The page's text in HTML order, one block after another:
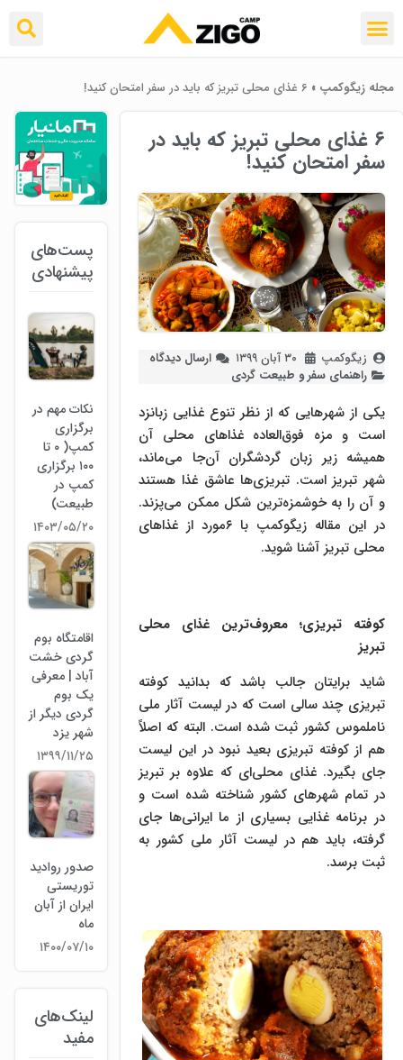
مجله زیگوکمپ » ۶ غذای محلی تبریز که باید در سفر امتحان کنید!
۶ غذای محلی تبریز که باید در
سفر امتحان کنید!
زیگوکمپ ۳۰ آبان ۱۳۹۹
ارسال دیدگاه
راهنمای سفر و طبیعت گردی
یکی از شهرهایی که از نظر تنوع غذایی زبانزد
است و مزه فوق‌العاده غذاهای محلی آن
همیشه زیر زبان گردشگران آن‌جا می‌ماند،
شهر تبریز است. تبریزی‌ها عاشق غذا هستند
و آن را به خوشمزه‌ترین شکل ممکن می‌پزند.
در این مقاله زیگوکمپ با ۶مورد از غذاهای
محلی تبریز آشنا شوید.
کوفته ‌تبریزی؛ معروف‌ترین غذای محلی
تبریز
شاید برایتان جالب باشد که بدانید کوفته
‌تبریزی چند سالی است که در لیست آثار ملی
ناملموس کشور ثبت شده است. البته که اصلاً
هم از کوفته ‌تبریزی بعید نبود در این لیست
جای بگیرد. غذای محلی‌ای که علاوه بر تبریز
در تمام شهرهای کشور شناخته شده است و
در برنامه غذایی بسیاری از ما ایرانی‌ها جای
گرفته، باید هم در لیست آثار ملی کشور به
ثبت برسد.
پست‌های
پیشنهادی
نکات مهم در
برگزاری
کمپ( ۰ تا
۱۰۰ برگزاری
کمپ در
طبیعت)
۱۴۰۳/۰۵/۲۰
اقامتگاه بوم
گردی خشت
آباد | معرفی
یک بوم
گردی دیگر از
شهر یزد
۱۳۹۹/۱۱/۲۵
صدور روادید
توریستی
ایران از آبان
ماه
۱۴۰۰/۰۷/۱۰
لینک‌های
مفید